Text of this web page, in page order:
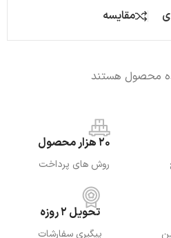
مقایسه
محصول هستند
20 هزار محصول
روش های پرداخت
تحویل 2 روزه
پیگیری سفارشات